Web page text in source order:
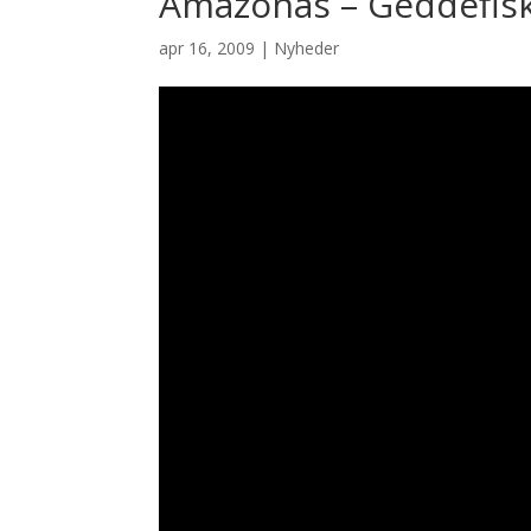
apr 16, 2009 | Nyheder